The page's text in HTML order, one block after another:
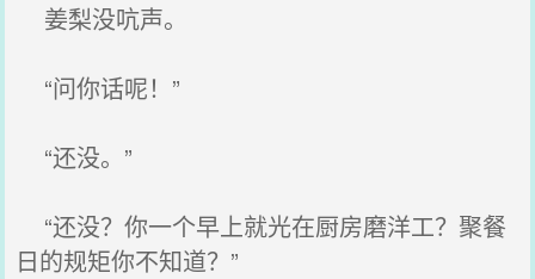
姜梨没吭声。
“问你话呢！”
“还没。”
“还没？你一个早上就光在厨房磨洋工？聚餐
日的规矩你不知道？”